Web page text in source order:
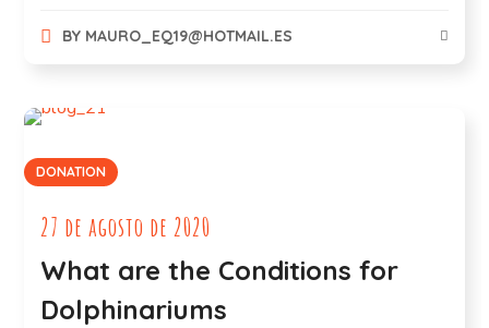
BY MAURO_EQ19@HOTMAIL.ES
DONATION
27 de agosto de 2020
What are the Conditions for
Dolphinariums